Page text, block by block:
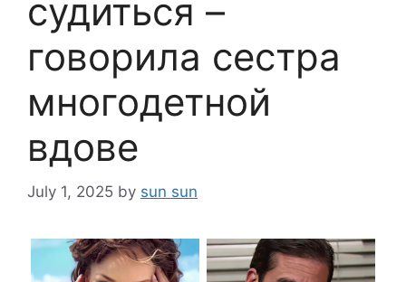
судиться –
говорила сестра
многодетной
вдове
July 1, 2025 by sun sun